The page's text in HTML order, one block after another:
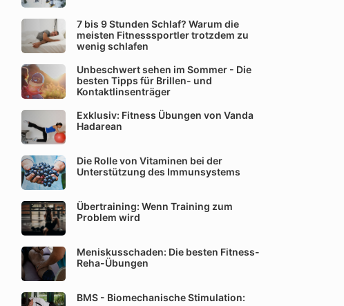
7 bis 9 Stunden Schlaf? Warum die
meisten Fitnesssportler trotzdem zu
wenig schlafen
Unbeschwert sehen im Sommer - Die
besten Tipps für Brillen- und
Kontaktlinsenträger
Exklusiv: Fitness Übungen von Vanda
Hadarean
Die Rolle von Vitaminen bei der
Unterstützung des Immunsystems
Übertraining: Wenn Training zum
Problem wird
Meniskusschaden: Die besten Fitness-
Reha-Übungen
BMS - Biomechanische Stimulation: